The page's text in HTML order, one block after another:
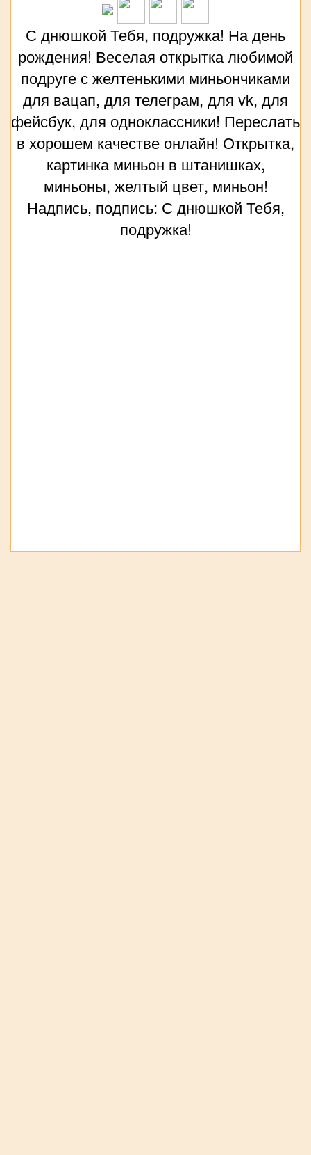
С днюшкой Тебя, подружка! На день
рождения! Веселая открытка любимой
подруге с желтенькими миньончиками
для вацап, для телеграм, для vk, для
фейсбук, для одноклассники! Переслать
в хорошем качестве онлайн! Открытка,
картинка миньон в штанишках,
миньоны, желтый цвет, миньон!
Надпись, подпись: С днюшкой Тебя,
подружка!